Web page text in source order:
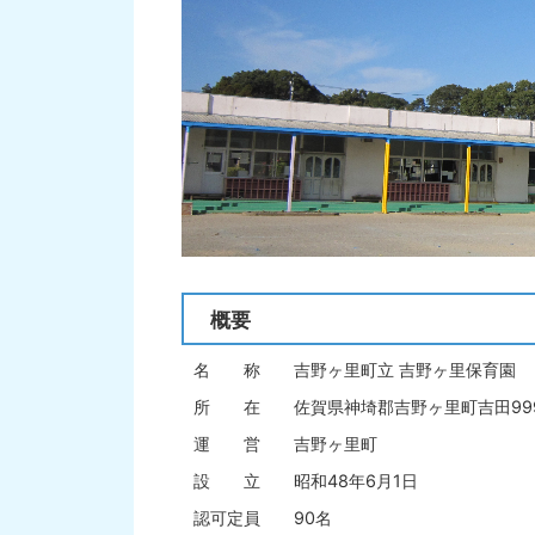
概要
名 称 吉野ヶ里町立 吉野ヶ里保育園
所 在 佐賀県神埼郡吉野ヶ里町吉田
運 営 吉野ヶ里町
設 立 昭和48年6月1日
認可定員 90名